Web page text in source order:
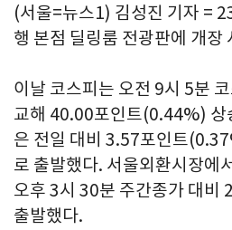
(서울=뉴스1) 김성진 기자 =
행 본점 딜링룸 전광판에 개장
이날 코스피는 오전 9시 5분
교해 40.00포인트(0.44%)
은 전일 대비 3.57포인트
로 출발했다. 서울외환시장에
오후 3시 30분 주간종가 대비
출발했다.